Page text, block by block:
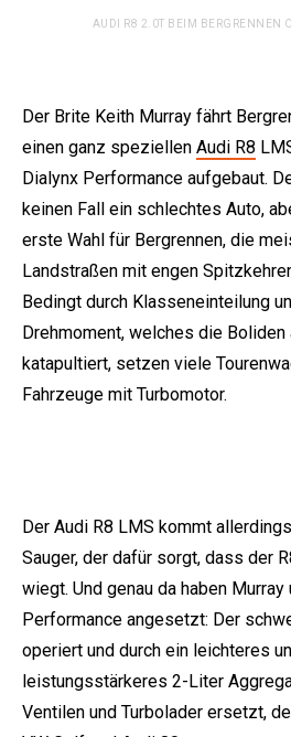
AUDI R8 2.0T BEIM BERGRENNEN
Der Brite Keith Murray fährt
einen ganz speziellen Audi R8
Dialynx Performance aufgebaut.
keinen Fall ein schlechtes Auto,
erste Wahl für Bergrennen, die
Landstraßen mit engen
Bedingt durch Klasseneinteilung
Drehmoment, welches die Boliden
katapultiert, setzen viele
Fahrzeuge mit Turbomotor.
Der Audi R8 LMS kommt
Sauger, der dafür sorgt, dass der
wiegt. Und genau da haben Murray
Performance angesetzt: Der
operiert und durch ein leichteres
leistungsstärkeres 2-Liter
Ventilen und Turbolader ersetzt,